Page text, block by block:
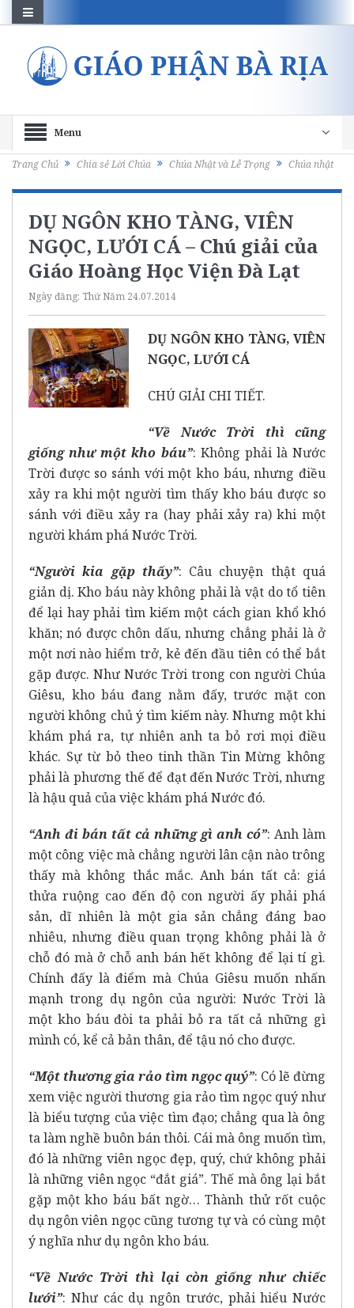
Menu
Trang Chủ Chia sẻ Lời Chúa Chúa Nhật và Lễ Trọng Chúa nhật
DỤ NGÔN KHO TÀNG, VIÊN
NGỌC, LƯỚI CÁ – Chú giải của
Giáo Hoàng Học Viện Đà Lạt
Ngày đăng: Thứ Năm 24.07.2014
DỤ NGÔN KHO TÀNG, VIÊN
NGỌC, LƯỚI CÁ
CHÚ GIẢI CHI TIẾT.
“Về Nước Trời thì cũng
giống như một kho báu”: Không phải là Nước
Trời được so sánh với một kho báu, nhưng điều
xảy ra khi một người tìm thấy kho báu được so
sánh với điều xảy ra (hay phải xảy ra) khi một
người khám phá Nước Trời.
“Người kia gặp thấy”: Câu chuyện thật quá
giản dị. Kho báu này không phải là vật do tổ tiên
để lại hay phải tìm kiếm một cách gian khổ khó
khăn; nó được chôn dấu, nhưng chẳng phải là ở
một nơi nào hiểm trở, kẻ đến đầu tiên có thể bắt
gặp được. Như Nước Trời trong con người Chúa
Giêsu, kho báu đang nằm đấy, trước mặt con
người không chủ ý tìm kiếm này. Nhưng một khi
khám phá ra, tự nhiên anh ta bỏ rơi mọi điều
khác. Sự từ bỏ theo tinh thần Tin Mừng không
phải là phương thế để đạt đến Nước Trời, nhưng
là hậu quả của việc khám phá Nước đó.
“Anh đi bán tất cả những gì anh có”: Anh làm
một công việc mà chẳng người lân cận nào trông
thấy mà không thắc mắc. Anh bán tất cả: giá
thửa ruộng cao đến độ con người ấy phải phá
sản, dĩ nhiên là một gia sản chẳng đáng bao
nhiêu, nhưng điều quan trọng không phải là ở
chỗ đó mà ở chỗ anh bán hết không để lại tí gì.
Chính đấy là điểm mà Chúa Giêsu muốn nhấn
mạnh trong dụ ngôn của người: Nước Trời là
một kho báu đòi ta phải bỏ ra tất cả những gì
mình có, kể cả bản thân, để tậu nó cho được.
“Một thương gia rảo tìm ngọc quý”: Có lẽ đừng
xem việc người thương gia rảo tìm ngọc quý như
là biểu tượng của việc tìm đạo; chẳng qua là ông
ta làm nghề buôn bán thôi. Cái mà ông muốn tìm,
đó là những viên ngọc đẹp, quý, chứ không phải
là những viên ngọc “đắt giá”. Thế mà ông lại bắt
gặp một kho báu bất ngờ… Thành thử rốt cuộc
dụ ngôn viên ngọc cũng tương tự và có cùng một
ý nghĩa như dụ ngôn kho báu.
“Về Nước Trời thì lại còn giống như chiếc
lưới”: Như các dụ ngôn trước, phải hiểu Nước